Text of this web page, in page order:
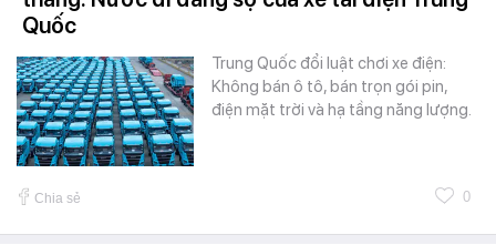
Quốc
Trung Quốc đổi luật chơi xe điện:
Không bán ô tô, bán trọn gói pin,
điện mặt trời và hạ tầng năng lượng.
Chia sẻ 0